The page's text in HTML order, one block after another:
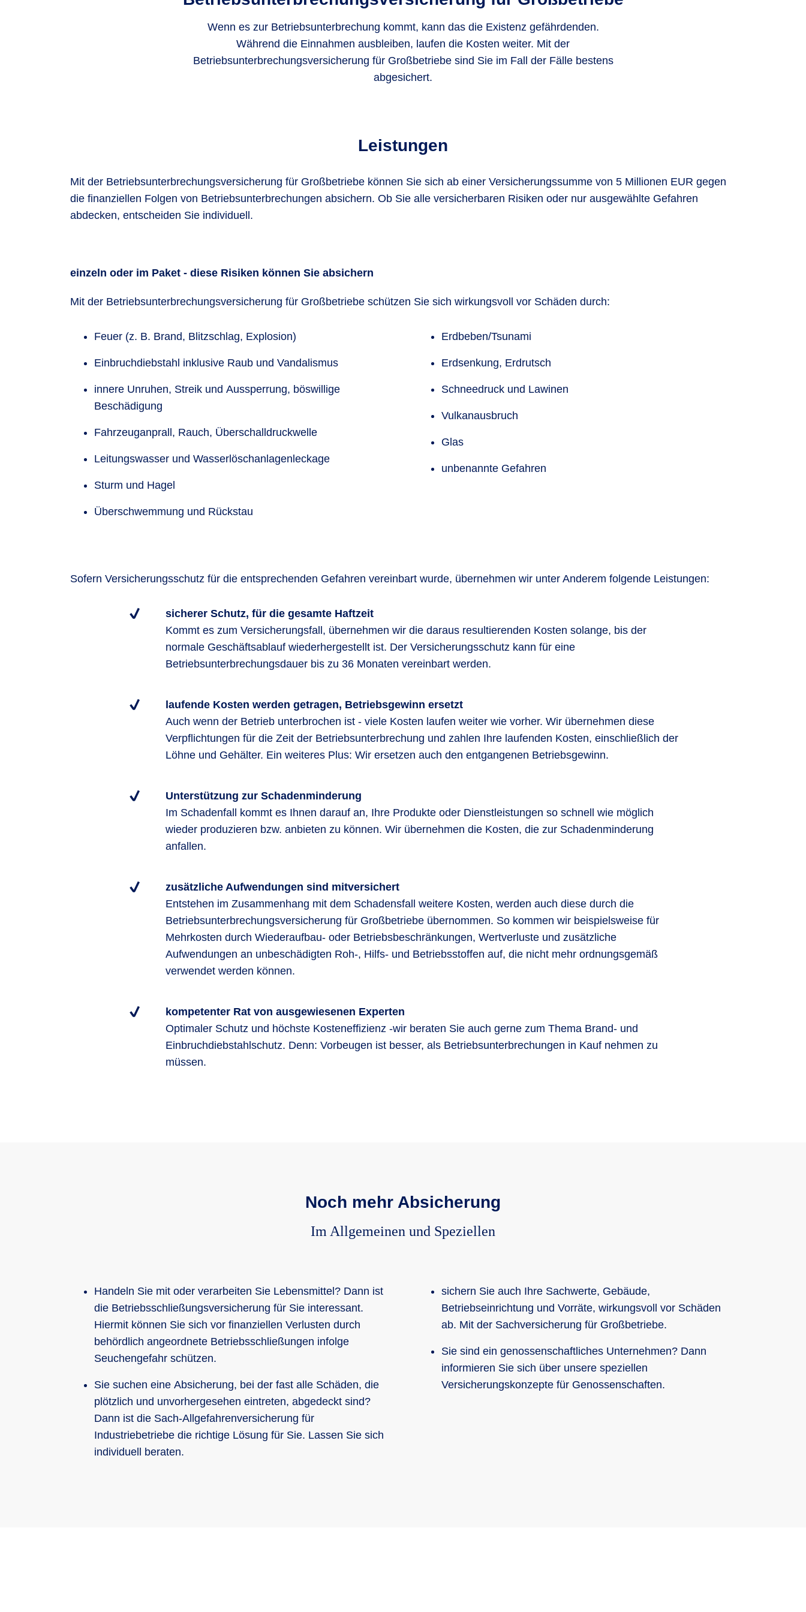
Wenn es zur Betriebsunterbrechung kommt, kann das die Existenz gefährdenden.
Während die Einnahmen ausbleiben, laufen die Kosten weiter. Mit der
Betriebsunterbrechungsversicherung für Großbetriebe sind Sie im Fall der Fälle bestens
abgesichert.
Leistungen
Mit der Betriebsunterbrechungsversicherung für Großbetriebe können Sie sich ab einer Versicherungssumme von 5 Millionen EUR gegen
die finanziellen Folgen von Betriebsunterbrechungen absichern. Ob Sie alle versicherbaren Risiken oder nur ausgewählte Gefahren
abdecken, entscheiden Sie individuell.
einzeln oder im Paket - diese Risiken können Sie absichern
Mit der Betriebsunterbrechungsversicherung für Großbetriebe schützen Sie sich wirkungsvoll vor Schäden durch:
Feuer (z. B. Brand, Blitzschlag, Explosion)
Einbruchdiebstahl inklusive Raub und Vandalismus
innere Unruhen, Streik und Aussperrung, böswillige
Beschädigung
Fahrzeuganprall, Rauch, Überschalldruckwelle
Leitungswasser und Wasserlöschanlagenleckage
Sturm und Hagel
Überschwemmung und Rückstau
Erdbeben/Tsunami
Erdsenkung, Erdrutsch
Schneedruck und Lawinen
Vulkanausbruch
Glas
unbenannte Gefahren
Sofern Versicherungsschutz für die entsprechenden Gefahren vereinbart wurde, übernehmen wir unter Anderem folgende Leistungen:
sicherer Schutz, für die gesamte Haftzeit
Kommt es zum Versicherungsfall, übernehmen wir die daraus resultierenden Kosten solange, bis der
normale Geschäftsablauf wiederhergestellt ist. Der Versicherungsschutz kann für eine
Betriebsunterbrechungsdauer bis zu 36 Monaten vereinbart werden.
laufende Kosten werden getragen, Betriebsgewinn ersetzt
Auch wenn der Betrieb unterbrochen ist - viele Kosten laufen weiter wie vorher. Wir übernehmen diese
Verpflichtungen für die Zeit der Betriebsunterbrechung und zahlen Ihre laufenden Kosten, einschließlich der
Löhne und Gehälter. Ein weiteres Plus: Wir ersetzen auch den entgangenen Betriebsgewinn.
Unterstützung zur Schadenminderung
Im Schadenfall kommt es Ihnen darauf an, Ihre Produkte oder Dienstleistungen so schnell wie möglich
wieder produzieren bzw. anbieten zu können. Wir übernehmen die Kosten, die zur Schadenminderung
anfallen.
zusätzliche Aufwendungen sind mitversichert
Entstehen im Zusammenhang mit dem Schadensfall weitere Kosten, werden auch diese durch die
Betriebsunterbrechungsversicherung für Großbetriebe übernommen. So kommen wir beispielsweise für
Mehrkosten durch Wiederaufbau- oder Betriebsbeschränkungen, Wertverluste und zusätzliche
Aufwendungen an unbeschädigten Roh-, Hilfs- und Betriebsstoffen auf, die nicht mehr ordnungsgemäß
verwendet werden können.
kompetenter Rat von ausgewiesenen Experten
Optimaler Schutz und höchste Kosteneffizienz -wir beraten Sie auch gerne zum Thema Brand- und
Einbruchdiebstahlschutz. Denn: Vorbeugen ist besser, als Betriebsunterbrechungen in Kauf nehmen zu
müssen.
Noch mehr Absicherung
Im Allgemeinen und Speziellen
Handeln Sie mit oder verarbeiten Sie Lebensmittel? Dann ist
die Betriebsschließungsversicherung für Sie interessant.
Hiermit können Sie sich vor finanziellen Verlusten durch
behördlich angeordnete Betriebsschließungen infolge
Seuchengefahr schützen.
Sie suchen eine Absicherung, bei der fast alle Schäden, die
plötzlich und unvorhergesehen eintreten, abgedeckt sind?
Dann ist die Sach-Allgefahrenversicherung für
Industriebetriebe die richtige Lösung für Sie. Lassen Sie sich
individuell beraten.
sichern Sie auch Ihre Sachwerte, Gebäude,
Betriebseinrichtung und Vorräte, wirkungsvoll vor Schäden
ab. Mit der Sachversicherung für Großbetriebe.
Sie sind ein genossenschaftliches Unternehmen? Dann
informieren Sie sich über unsere speziellen
Versicherungskonzepte für Genossenschaften.